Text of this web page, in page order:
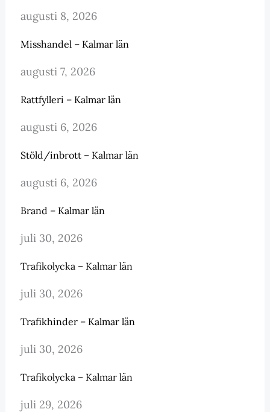
augusti 8, 2026
Misshandel – Kalmar län
augusti 7, 2026
Rattfylleri – Kalmar län
augusti 6, 2026
Stöld/inbrott – Kalmar län
augusti 6, 2026
Brand – Kalmar län
juli 30, 2026
Trafikolycka – Kalmar län
juli 30, 2026
Trafikhinder – Kalmar län
juli 30, 2026
Trafikolycka – Kalmar län
juli 29, 2026